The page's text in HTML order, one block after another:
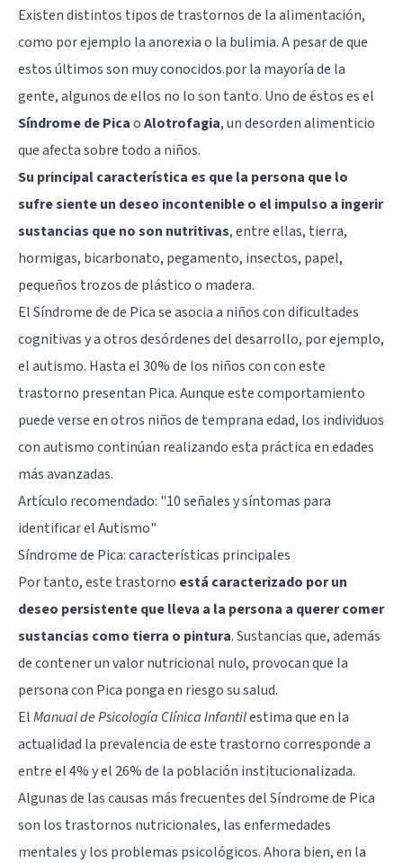
Existen distintos tipos de trastornos de la alimentación,
como por ejemplo laanorexiao la bulimia. A pesar de que
estos últimos son muy conocidos.por la mayoría de la
gente, algunos de ellos no lo son tanto. Uno de éstos es el
Síndrome de PicaoAlotrofagia, un desorden alimenticio
que afecta sobre todo a niños.
Su principal característica es que la persona que lo
sufre siente un deseo incontenible o el impulso a ingerir
sustancias que no son nutritivas, entre ellas, tierra,
hormigas, bicarbonato, pegamento, insectos, papel,
pequeños trozos de plástico o madera.
El Síndrome de de Pica se asocia a niños con dificultades
cognitivas y a otros desórdenes del desarrollo, por ejemplo,
el autismo. Hasta el 30% de los niños con con este
trastorno presentan Pica. Aunque este comportamiento
puede verse en otros niños de temprana edad, los individuos
con autismo continúan realizando esta práctica en edades
más avanzadas.
Artículo recomendado: "10 señales y síntomas para
identificar el Autismo"
Síndrome de Pica: características principales
Por tanto, este trastorno está caracterizado por un
deseo persistente que lleva a la persona a querer comer
sustancias como tierra o pintura. Sustancias que, además
de contener un valor nutricional nulo, provocan que la
persona con Pica ponga en riesgo su salud.
ElManual de Psicología Clínica Infantilestima que en la
actualidad la prevalencia de este trastorno corresponde a
entre el 4% y el 26% de la población institucionalizada.
Algunas de las causas más frecuentes del Síndrome de Pica
son los trastornos nutricionales, lasenfermedades
mentalesy los problemas psicológicos. Ahora bien, en la